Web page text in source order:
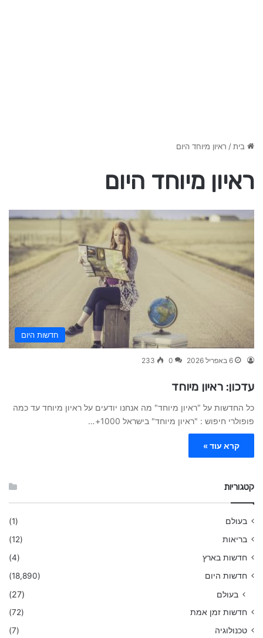
בית/ ראיון מיוחד היום
ראיון מיוחד היום
חדשות היום
6 באפריל 2026 0
233
עדכון: ראיון מיוחד
כל החדשות על "ראיון מיוחד" מה אנחנו יודעים על ראיון מיוחד עד כמה
פופולרי חיפוש : "ראיון מיוחד" בישראל 1000+…
קרא עוד »
קטגוריות
בעולם
(1)
בריאות
(12)
חדשות בארץ
(4)
חדשות היום
(18,890)
בעולם (27)
חדשות זמן אמת
(72)
טכנולוגיה
(7)